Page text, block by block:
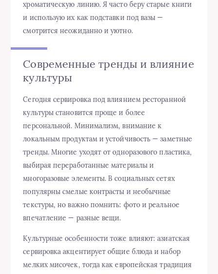
хроматическую линию. Я часто беру старые книги
и использую их как подставки под вазы —
смотрится неожиданно и уютно.
Современные тренды и влияние
культуры
Сегодня сервировка под влиянием ресторанной
культуры становится проще и более
персональной. Минимализм, внимание к
локальным продуктам и устойчивость — заметные
тренды. Многие уходят от одноразового пластика,
выбирая переработанные материалы и
многоразовые элементы. В социальных сетях
популярны смелые контрасты и необычные
текстуры, но важно помнить: фото и реальное
впечатление — разные вещи.
Культурные особенности тоже влияют: азиатская
сервировка акцентирует общие блюда и набор
мелких мисочек, тогда как европейская традиция